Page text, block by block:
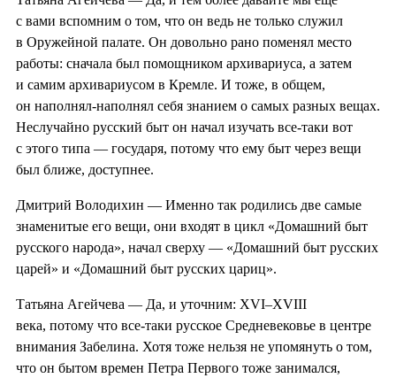
с вами вспомним о том, что он ведь не только служил
в Оружейной палате. Он довольно рано поменял место
работы: сначала был помощником архивариуса, а затем
и самим архивариусом в Кремле. И тоже, в общем,
он наполнял-наполнял себя знанием о самых разных вещах.
Неслучайно русский быт он начал изучать все-таки вот
с этого типа — государя, потому что ему быт через вещи
был ближе, доступнее.
Дмитрий Володихин — Именно так родились две самые
знаменитые его вещи, они входят в цикл «Домашний быт
русского народа», начал сверху — «Домашний быт русских
царей» и «Домашний быт русских цариц».
Татьяна Агейчева — Да, и уточним: XVI–XVIII
века, потому что все-таки русское Средневековье в центре
внимания Забелина. Хотя тоже нельзя не упомянуть о том,
что он бытом времен Петра Первого тоже занимался,